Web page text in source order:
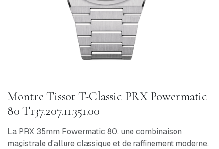
Montre Tissot T-Classic PRX Powermatic
80 T137.207.11.351.00
La PRX 35mm Powermatic 80, une combinaison
magistrale d'allure classique et de raffinement moderne.